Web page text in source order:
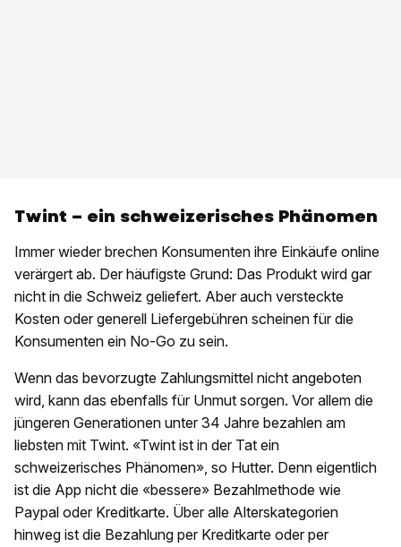
Twint – ein schweizerisches Phänomen
Immer wieder brechen Konsumenten ihre Einkäufe online
verärgert ab. Der häufigste Grund: Das Produkt wird gar
nicht in die Schweiz geliefert. Aber auch versteckte
Kosten oder generell Liefergebühren scheinen für die
Konsumenten ein No-Go zu sein.
Wenn das bevorzugte Zahlungsmittel nicht angeboten
wird, kann das ebenfalls für Unmut sorgen. Vor allem die
jüngeren Generationen unter 34 Jahre bezahlen am
liebsten mit Twint. «Twint ist in der Tat ein
schweizerisches Phänomen», so Hutter. Denn eigentlich
ist die App nicht die «bessere» Bezahlmethode wie
Paypal oder Kreditkarte. Über alle Alterskategorien
hinweg ist die Bezahlung per Kreditkarte oder per